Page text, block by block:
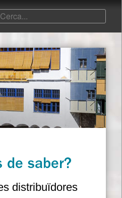
de saber?
distribuïdores